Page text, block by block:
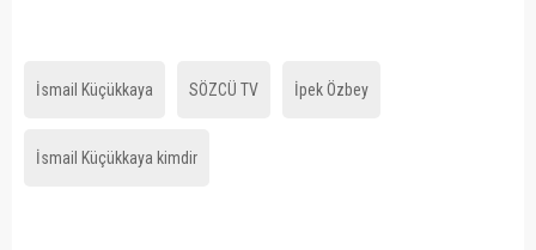
İsmail Küçükkaya SÖZCÜ TV İpek Özbey
İsmail Küçükkaya kimdir